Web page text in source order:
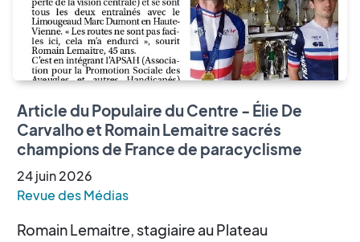
Article du Populaire du Centre - Élie De
Carvalho et Romain Lemaitre sacrés
champions de France de paracyclisme
24juin2026
Revue des Médias
Romain Lemaitre, stagiaire au Plateau